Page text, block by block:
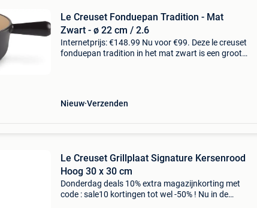
Le Creuset Fonduepan Tradition - Mat
Zwart - ø 22 cm / 2.6
Internetprijs: €148.99 Nu voor €99. Deze le creuset
fonduepan tradition in het mat zwart is een groot
Nieuw Verzenden
Le Creuset Grillplaat Signature Kersenrood
Hoog 30 x 30 cm
Donderdag deals 10% extra magazijnkorting met
code : sale10 kortingen tot wel -50% ! Nu in de